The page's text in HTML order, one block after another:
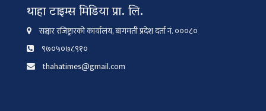
थाहा टाइम्स मिडिया प्रा. लि.
सञ्चार रजिष्ट्रारको कार्यालय, बागमती प्रदेश दर्ता नं. ०००८०
९७०५०७८९१०
thahatimes@gmail.com